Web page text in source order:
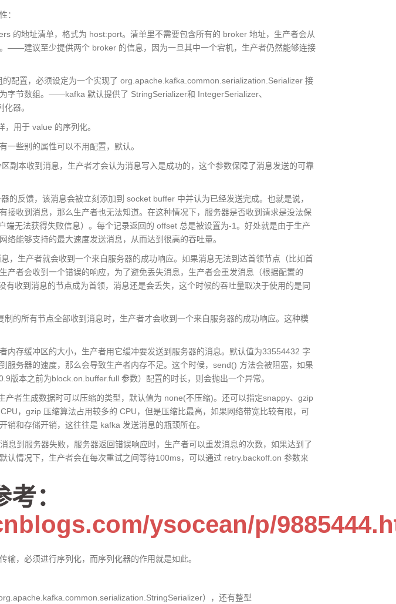
：
的地址清单，格式为 host:port。清单里不需要包含所有的 broker 地址，生产者会从
——建议至少提供两个 broker 的信息，因为一旦其中一个宕机，生产者仍然能够连接
的配置，必须设定为一个实现了 org.apache.kafka.common.serialization.Serializer 接
字节数组。——kafka 默认提供了 StringSerializer和 IntegerSerializer、
器。
用于 value 的序列化。
一些别的属性可以不用配置，默认。
副本收到消息，生产者才会认为消息写入是成功的，这个参数保障了消息发送的可靠
馈，该消息会被立刻添加到 socket buffer 中并认为已经发送完成。也就是说，
接收到消息，那么生产者也无法知道。在这种情况下，服务器是否收到请求是没法保
端无法获得失败信息）。每个记录返回的 offset 总是被设置为-1。好处就是由于生产
络能够支持的最大速度发送消息，从而达到很高的吞吐量。
产者就会收到一个来自服务器的成功响应。如果消息无法到达首领节点（比如首
产者会收到一个错误的响应，为了避免丢失消息，生产者会重发消息（根据配置的
有收到消息的节点成为首领，消息还是会丢失，这个时候的吞吐量取决于使用的是同
有节点全部收到消息时，生产者才会收到一个来自服务器的成功响应。这种模
内存缓冲区的大小，生产者用它缓冲要发送到服务器的消息。默认值为33554432 字
服务器的速度，那么会导致生产者内存不足。这个时候，send() 方法会被阻塞，如果
版本之前为block.on.buffer.full 参数）配置的时长，则会抛出一个异常。
产者生成数据时可以压缩的类型，默认值为 none(不压缩)。还可以指定snappy、gzip
，gzip 压缩算法占用较多的 CPU，但是压缩比最高，如果网络带宽比较有限，可
销和存储开销，这往往是 kafka 发送消息的瓶颈所在。
息到服务器失败，服务器返回错误响应时，生产者可以重发消息的次数，如果达到了
认情况下，生产者会在每次重试之间等待100ms，可以通过 retry.backoff.on 参数来
：
ysocean/p/
，必须进行序列化，而序列化器的作用就是如此。
），还有整型